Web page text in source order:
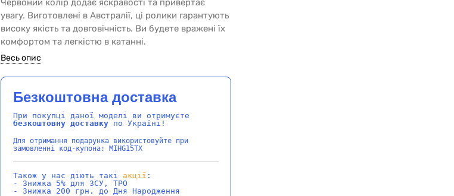
Червоний колір додає яскравості та привертає
увагу. Виготовлені в Австралії, ці ролики гарантують
високу якість та довговічність. Ви будете вражені їх
комфортом та легкістю в катанні.
Весь опис
Безкоштовна доставка
При покупці даної моделі ви отримуєте
безкоштовну доставку по Україні!
Для отримання подарунка використовуйте при
замовленні код-купона: MIHG15TX
Також у нас діють такі акції :
- Знижка 5% для ЗСУ, ТРО
- Знижка 200 грн. до Дня Народження